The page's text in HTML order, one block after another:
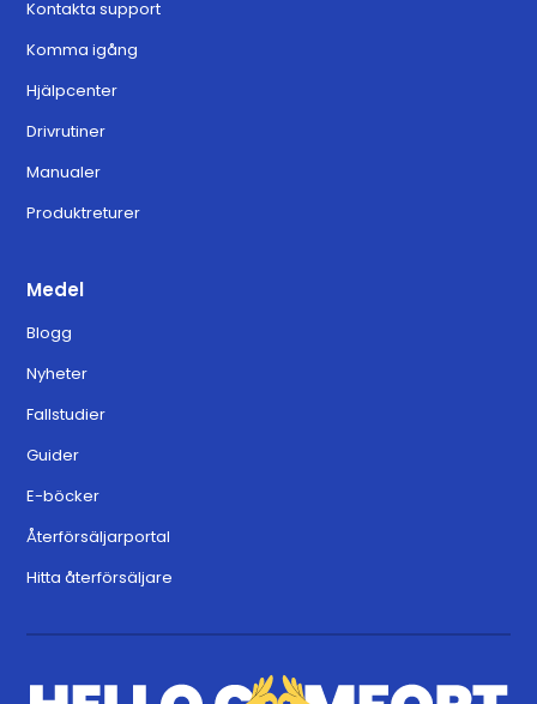
Kontakta support
Komma igång
Hjälpcenter
Drivrutiner
Manualer
Produktreturer
Medel
Blogg
Nyheter
Fallstudier
Guider
E-böcker
Återförsäljarportal
Hitta återförsäljare